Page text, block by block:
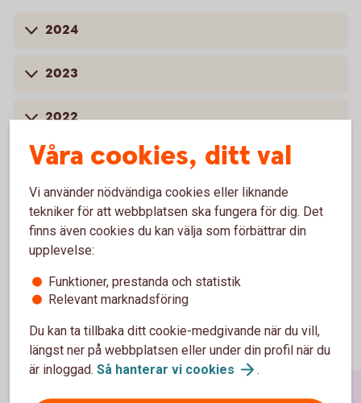
2024
2023
2022
2021
2020
Våra cookies, ditt val
Vi använder nödvändiga cookies eller liknande
tekniker för att webbplatsen ska fungera för dig. Det
finns även cookies du kan välja som förbättrar din
upplevelse:
Funktioner, prestanda och statistik
Relevant marknadsföring
Du kan ta tillbaka ditt cookie-medgivande när du vill,
längst ner på webbplatsen eller under din profil när du
är inloggad. Så hanterar vi cookies .